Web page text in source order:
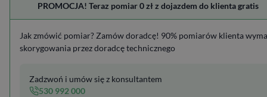
PROMOCJA! Teraz pomiar 0 zł z dojazdem do klienta gratis
Jak zmówić pomiar? Zamów doradcę! 90% pomiarów klienta
skorygowania przez doradcę technicznego
Zadzwoń i umów się z konsultantem
530 992 000